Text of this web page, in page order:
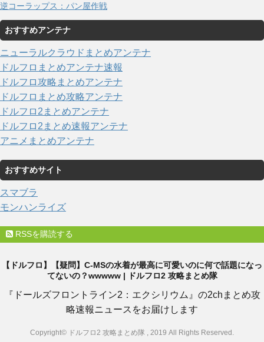
逆コーラップス：パン屋作戦
おすすめアンテナ
ニューラルクラウドまとめアンテナ
ドルフロまとめアンテナ速報
ドルフロ攻略まとめアンテナ
ドルフロまとめ攻略アンテナ
ドルフロ2まとめアンテナ
ドルフロ2まとめ速報アンテナ
アニメまとめアンテナ
おすすめサイト
スマブラ
モンハンライズ
RSSを購読する
【ドルフロ】【疑問】C-MSの水着が最高に可愛いのに何で話題になっ
てないの？wwwww | ドルフロ2 攻略まとめ隊
『ドールズフロントライン2：エクシリウム』の2chまとめ攻
略速報ニュースをお届けします
Copyright© ドルフロ2 攻略まとめ隊 , 2019 All Rights Reserved.